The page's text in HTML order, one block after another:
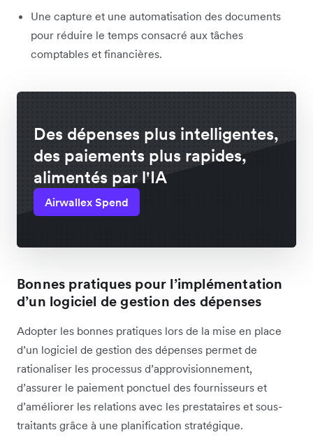
Une capture et une automatisation des documents
pour réduire le temps consacré aux tâches
comptables et financières.
Des dépenses plus intelligentes,
des paiements plus rapides,
alimentés par l'IA
Airwallex Spend
Bonnes pratiques pour l’implémentation
d’un logiciel de gestion des dépenses
Adopter les bonnes pratiques lors de la mise en place
d’un logiciel de gestion des dépenses permet de
rationaliser les processus d’approvisionnement,
d’assurer le paiement ponctuel des fournisseurs et
d’améliorer les relations avec les prestataires et sous-
traitants grâce à une planification stratégique.